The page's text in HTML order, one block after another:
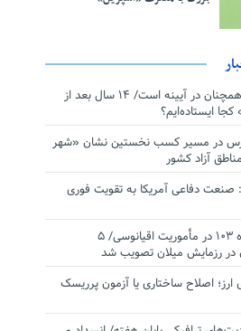
نجات‌دهنده‌ همچنان در آیینه است/ ۱۴ سال بعد از
ایستاده‌ایم؟
ارس در مسیر کسب نخستین نشان «شهر
آزاد کشور
دفاعی آمریکا به تقویت فوری
اقتدار ناوگروه ۱۰۳ در مأموریت‌ اقیانوسی/ ۵
در رزمایش میلان تصویب شد
اصلاح ساختاری یا آزمون پرریسک